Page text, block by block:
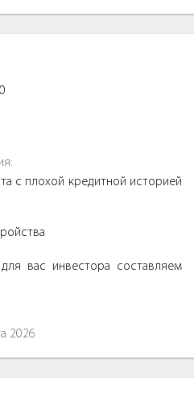
с плохой кредитной историей
вас инвестора составляем
2026